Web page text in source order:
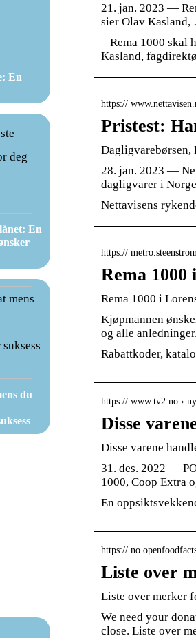
21. jan. 2023 —
sier Olav
– Rema 1000 skal
Kasland,
https://
Pristest:
Dagligvarebørsen,
28. jan. 2023 —
dagligvarer i
Nettavisens
https://
Rema
Rema 1000 i
Kjøpmannen
og alle anledninger.
Rabattkoder,
https:// www.tv2.no ›
Disse
Disse varene
31. des. 2022 —
1000, Coop Extra
En
https://
Liste over
Liste over merker
We need your
close. Liste over
En
En
du